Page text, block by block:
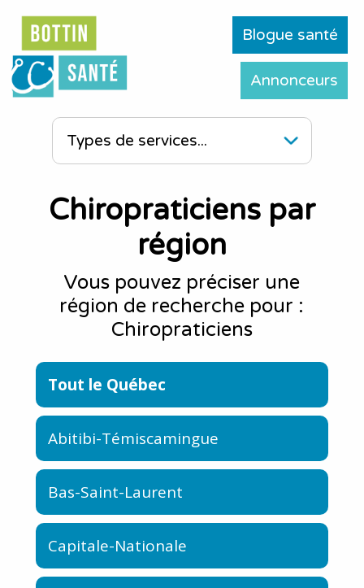
Blogue santé
Annonceurs
Chiropraticiens par
région
Vous pouvez préciser une
région de recherche pour :
Chiropraticiens
Tout le Québec
Abitibi-Témiscamingue
Bas-Saint-Laurent
Capitale-Nationale